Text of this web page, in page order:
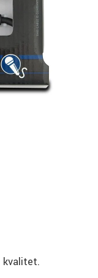
kvalitet.